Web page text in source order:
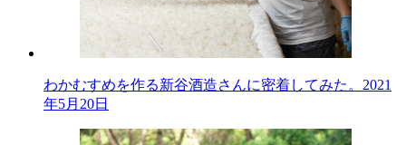
わかむすめを作る新谷酒造さんに密着してみた。 2021
年5月20日